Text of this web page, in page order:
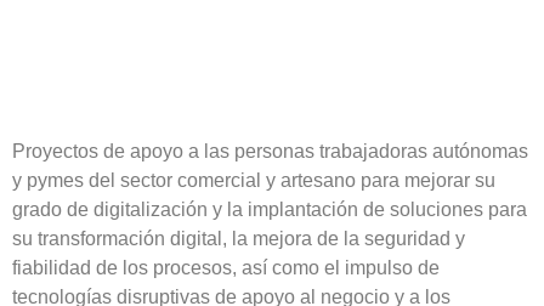
Proyectos de apoyo a las personas trabajadoras autónomas
y pymes del sector comercial y artesano para mejorar su
grado de digitalización y la implantación de soluciones para
su transformación digital, la mejora de la seguridad y
fiabilidad de los procesos, así como el impulso de
tecnologías disruptivas de apoyo al negocio y a los